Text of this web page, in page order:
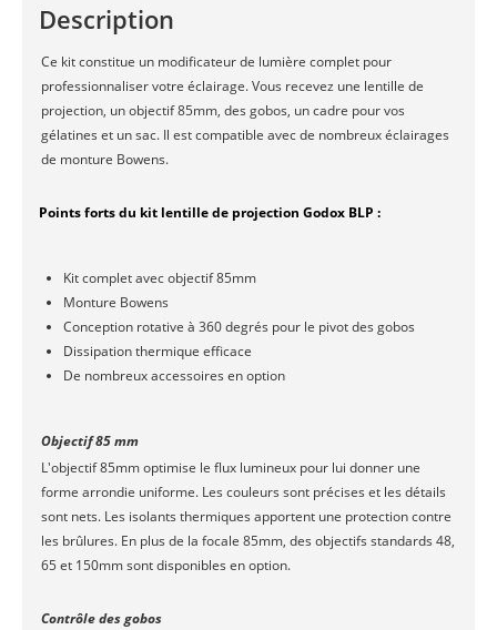
Description
Ce kit constitue un modificateur de lumière complet pour
professionnaliser votre éclairage. Vous recevez une lentille de
projection, un objectif 85mm, des gobos, un cadre pour vos
gélatines et un sac. Il est compatible avec de nombreux éclairages
de monture Bowens.
Points forts du kit lentille de projection Godox BLP :
Kit complet avec objectif 85mm
Monture Bowens
Conception rotative à 360 degrés pour le pivot des gobos
Dissipation thermique efficace
De nombreux accessoires en option
Objectif 85 mm
L'objectif 85mm optimise le flux lumineux pour lui donner une
forme arrondie uniforme. Les couleurs sont précises et les détails
sont nets. Les isolants thermiques apportent une protection contre
les brûlures. En plus de la focale 85mm, des objectifs standards 48,
65 et 150mm sont disponibles en option.
Contrôle des gobos